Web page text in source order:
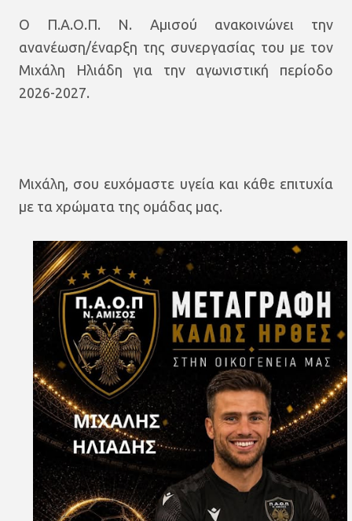
Ο Π.Α.Ο.Π. Ν. Αμισού ανακοινώνει την
ανανέωση/έναρξη της συνεργασίας του με τον
Μιχάλη Ηλιάδη για την αγωνιστική περίοδο
2026-2027.
Μιχάλη, σου ευχόμαστε υγεία και κάθε επιτυχία
με τα χρώματα της ομάδας μας.